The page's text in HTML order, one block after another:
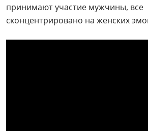
принимают участие мужчины, все
сконцентрировано на женских